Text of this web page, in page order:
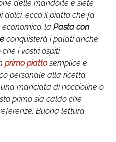
delle mandorle e siete
dolci, ecco il piatto che fa
la Pasta con
conquisterà i palati anche
che i vostri ospiti
primo piattosemplice e
personale alla ricetta
manciata di noccioline o
primo sia caldo che
Buona lettura.